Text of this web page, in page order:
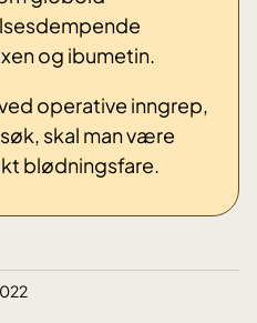
og ibumetin.
operative inngrep,
skal man være
blødningsfare.